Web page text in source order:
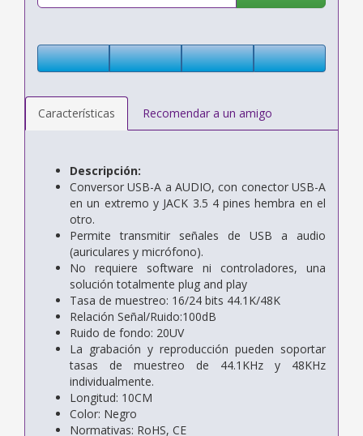
Características Recomendar a un amigo
Descripción:
Conversor USB-A a AUDIO, con conector USB-A
en un extremo y JACK 3.5 4 pines hembra en el
otro.
Permite transmitir señales de USB a audio
(auriculares y micrófono).
No requiere software ni controladores, una
solución totalmente plug and play
Tasa de muestreo: 16/24 bits 44.1K/48K
Relación Señal/Ruido:100dB
Ruido de fondo: 20UV
La grabación y reproducción pueden soportar
tasas de muestreo de 44.1KHz y 48KHz
individualmente.
Longitud: 10CM
Color: Negro
Normativas: RoHS, CE